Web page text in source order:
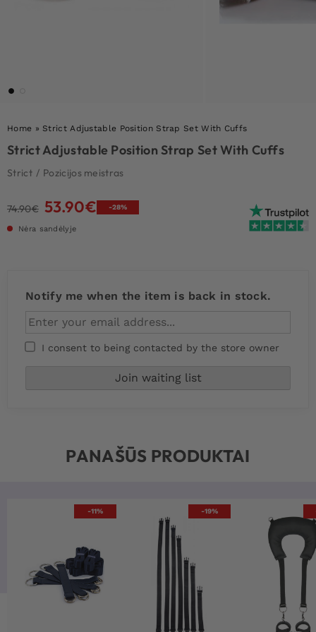
Home »Strict Adjustable Position Strap Set With Cuffs
Strict Adjustable Position Strap Set With Cuffs
Strict / Pozicijos meistras
74.90€ Original
was:
53.90€Current
-28%
Nėra sandėlyje
Notify me when the item is back in stock.
I consent to being contacted by the store owner
PANAŠŪS PRODUKTAI
-11% -19%